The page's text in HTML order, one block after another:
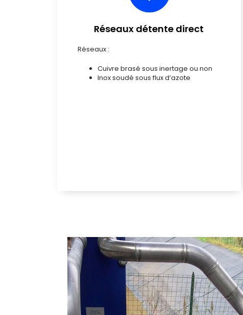
Réseaux détente direct
Réseaux :
Cuivre brasé sous inertage ou non
Inox soudé sous flux d’azote